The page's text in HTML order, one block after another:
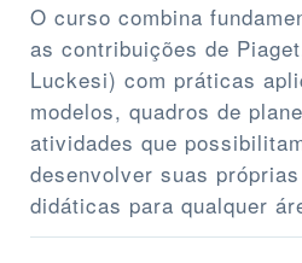
O curso combina
as contribuições de
Luckesi) com práticas
modelos, quadros de
atividades que
desenvolver suas
didáticas para qualquer